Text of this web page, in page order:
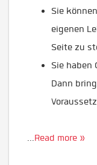
Sie
eigenen
Seite zu
Sie haben
Dann
...Read more »